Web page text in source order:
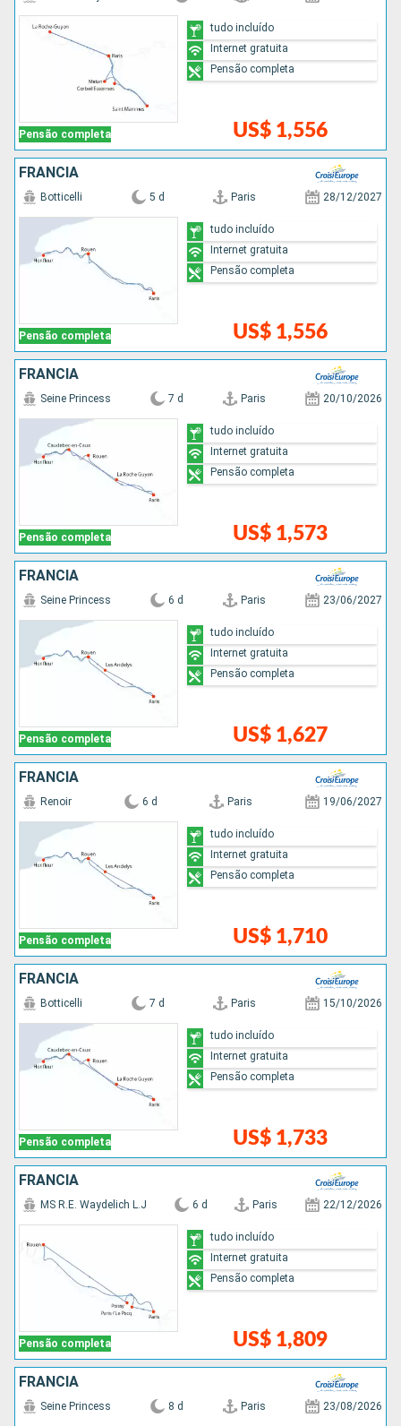
Pensão completa US$ 1,556
tudo incluído
Internet gratuita
Pensão completa
FRANCIA
Pensão completa
Botticelli 5 d Paris 28/12/2027
US$ 1,556
tudo incluído
Internet gratuita
Pensão completa
FRANCIA
Pensão completa
Seine Princess 7 d Paris 20/10/2026
US$ 1,573
tudo incluído
Internet gratuita
Pensão completa
FRANCIA
Pensão completa
Seine Princess 6 d Paris 23/06/2027
US$ 1,627
tudo incluído
Internet gratuita
Pensão completa
FRANCIA
Pensão completa
Renoir 6 d Paris 19/06/2027
US$ 1,710
tudo incluído
Internet gratuita
Pensão completa
FRANCIA
Pensão completa
Botticelli 7 d Paris 15/10/2026
US$ 1,733
tudo incluído
Internet gratuita
Pensão completa
FRANCIA
Pensão completa
MS R.E. Waydelich L.J 6 d Paris 22/12/2026
US$ 1,809
tudo incluído
Internet gratuita
Pensão completa
FRANCIA
Seine Princess 8 d Paris 23/08/2026